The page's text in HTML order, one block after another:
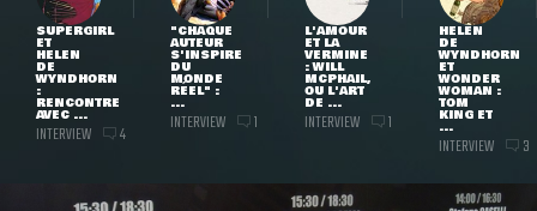
SUPERGIRL
ET
HELEN
DE
WYNDHORN
:
RENCONTRE
AVEC ...
INTERVIEW 4
"CHAQUE
AUTEUR
S'INSPIRE
DU
MONDE
RÉEL" :
...
INTERVIEW 1
L'AMOUR
ET LA
VERMINE
: WILL
MCPHAIL,
OU L'ART
DE ...
INTERVIEW 1
HELEN
DE
WYNDHORN
ET
WONDER
WOMAN :
TOM
KING ET
...
INTERVIEW 3